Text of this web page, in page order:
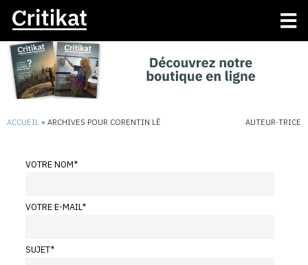
ACCUEIL » ARCHIVES POUR CORENTIN LÊ AUTEUR·TRICE
VOTRE NOM*
VOTRE E-MAIL*
SUJET*